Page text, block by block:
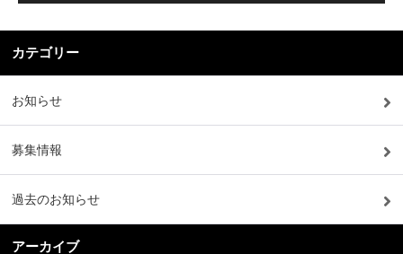
カテゴリー
お知らせ
募集情報
過去のお知らせ
アーカイブ